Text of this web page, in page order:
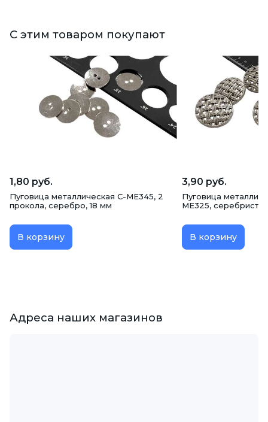
С этим товаром покупают
1,80 руб.
Пуговица металлическая C-ME345, 2
прокола, серебро, 18 мм
В корзину
3,90 руб.
Пуговица
ME325,
В корзину
Адреса наших магазинов